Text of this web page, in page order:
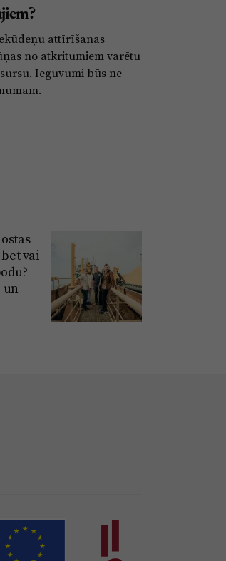
attīrīšanas
no atkritumiem varētu
Ieguvumi būs ne
vai
un